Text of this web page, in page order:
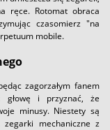
ręce. Rotomat obraca
czasomierz "na
mobile.
zagorzałym fanem
głowę i przyznać, że
minusy. Niestety są
mechaniczne z